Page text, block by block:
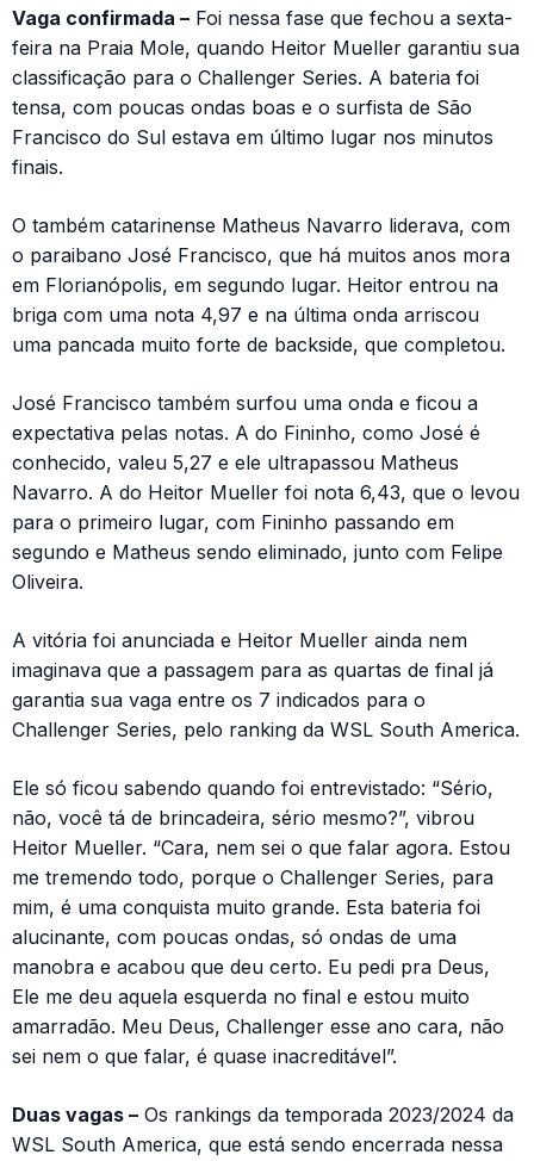
Vaga confirmada – Foi nessa fase que fechou a sexta-
feira na Praia Mole, quando Heitor Mueller garantiu sua
classificação para o Challenger Series. A bateria foi
tensa, com poucas ondas boas e o surfista de São
Francisco do Sul estava em último lugar nos minutos
finais.
O também catarinense Matheus Navarro liderava, com
o paraibano José Francisco, que há muitos anos mora
em Florianópolis, em segundo lugar. Heitor entrou na
briga com uma nota 4,97 e na última onda arriscou
uma pancada muito forte de backside, que completou.
José Francisco também surfou uma onda e ficou a
expectativa pelas notas. A do Fininho, como José é
conhecido, valeu 5,27 e ele ultrapassou Matheus
Navarro. A do Heitor Mueller foi nota 6,43, que o levou
para o primeiro lugar, com Fininho passando em
segundo e Matheus sendo eliminado, junto com Felipe
Oliveira.
A vitória foi anunciada e Heitor Mueller ainda nem
imaginava que a passagem para as quartas de final já
garantia sua vaga entre os 7 indicados para o
Challenger Series, pelo ranking da WSL South America.
Ele só ficou sabendo quando foi entrevistado: “Sério,
não, você tá de brincadeira, sério mesmo?”, vibrou
Heitor Mueller. “Cara, nem sei o que falar agora. Estou
me tremendo todo, porque o Challenger Series, para
mim, é uma conquista muito grande. Esta bateria foi
alucinante, com poucas ondas, só ondas de uma
manobra e acabou que deu certo. Eu pedi pra Deus,
Ele me deu aquela esquerda no final e estou muito
amarradão. Meu Deus, Challenger esse ano cara, não
sei nem o que falar, é quase inacreditável”.
Duas vagas – Os rankings da temporada 2023/2024 da
WSL South America, que está sendo encerrada nessa